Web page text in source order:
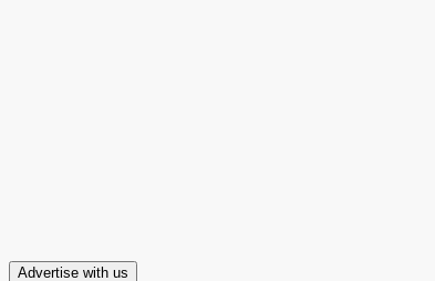
Advertise with us